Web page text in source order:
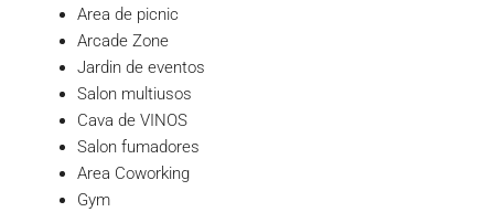
Area de picnic
Arcade Zone
Jardin de eventos
Salon multiusos
Cava de VINOS
Salon fumadores
Area Coworking
Gym